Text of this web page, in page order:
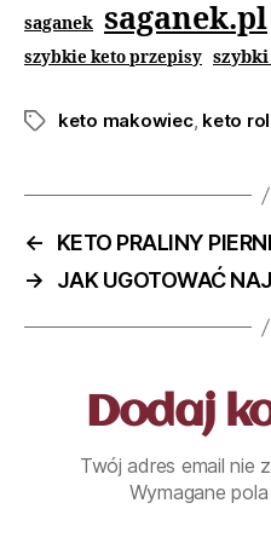
saganek saganek.pl
szybkie keto przepisy
keto makowiec, keto
←
KETO PRALINY
→
JAK UGOTOWAĆ
Dodaj
Twój adres email nie
Wymagane